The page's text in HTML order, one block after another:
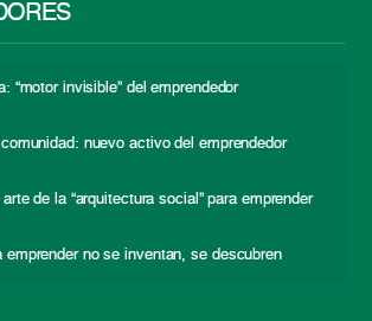
“motor invisible” del emprendedor
nuevo activo del emprendedor
de la “arquitectura social” para emprender
emprender no se inventan, se descubren